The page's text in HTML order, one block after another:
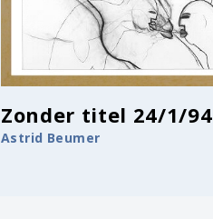
Zonder titel 24/1/94
Astrid Beumer